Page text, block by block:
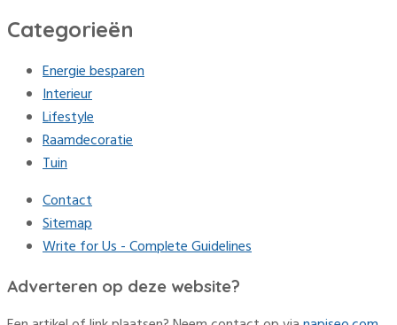
Categorieën
Energie besparen
Interieur
Lifestyle
Raamdecoratie
Tuin
Contact
Sitemap
Write for Us - Complete Guidelines
Adverteren op deze website?